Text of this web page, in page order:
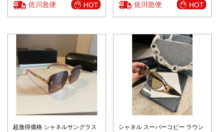
佐川急便 HOT 佐川急便 HOT
超激得価格 シャネルサングラス
シャネル スーパーコピー ラウン